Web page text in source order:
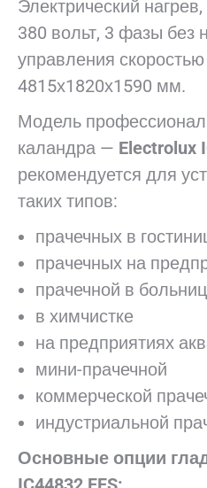
Электрический
380 вольт, 3 фазы без
управления
4815х1820х1590 мм.
Модель
каландра — Electrolux
рекомендуется для
таких типов:
прачечных в
прачечных на
прачечной в
в химчистке
на предприятиях
мини-прачечной
коммерческой
индустриальной
Основные опции